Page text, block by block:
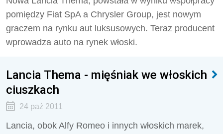
pomiędzy Fiat SpA a Chrysler Group, jest nowym
graczem na rynku aut luksusowych. Teraz producent
wprowadza auto na rynek włoski.
Lancia Thema - mięśniak we włoskich
ciuszkach
24 paź 2011
Lancia, obok Alfy Romeo i innych włoskich marek,